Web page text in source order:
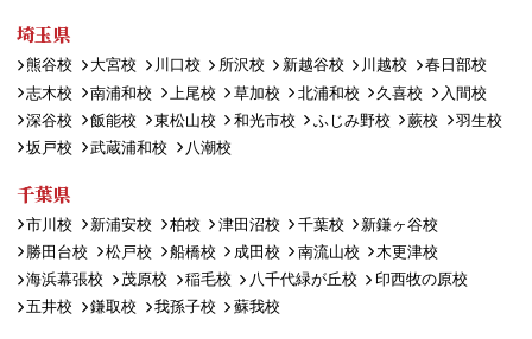
埼玉県
熊谷校 大宮校 川口校 所沢校 新越谷校 川越校
春日部校
志木校
南浦和校 上尾校 草加校 北浦和校 久喜校
入間校
深谷校
飯能校 東松山校 和光市校 ふじみ野校 蕨校
羽生校
坂戸校
武蔵浦和校 八潮校
千葉県
市川校 新浦安校 柏校 津田沼校 千葉校
新鎌ヶ谷校
勝田台校
松戸校 船橋校 成田校 南流山校
木更津校
海浜幕張校
茂原校 稲毛校 八千代緑が丘校
印西牧の原校
五井校
鎌取校 我孫子校 蘇我校